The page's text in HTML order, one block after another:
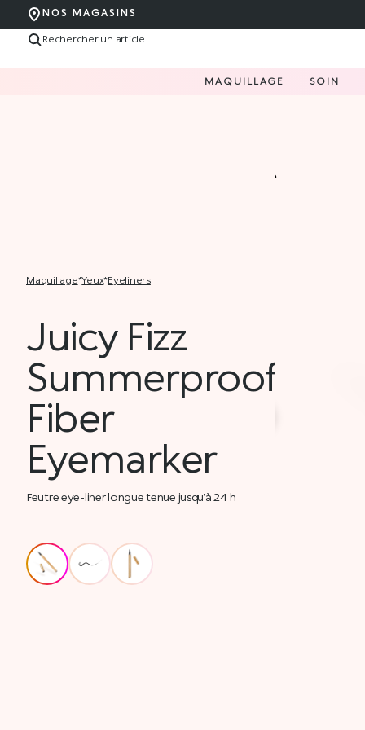
NOS MAGASINS
MAQUILLAGE SOIN
maquillage* yeux* eyeliners
Juicy Fizz
Summerproof
Fiber
Eyemarker
Feutre eye-liner longue tenue jusqu’à 24 h